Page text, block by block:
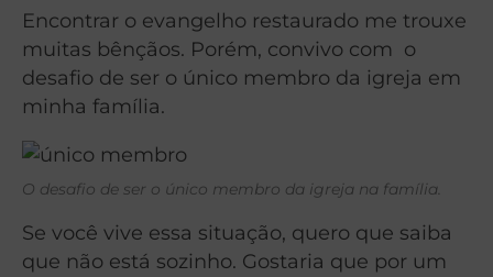
Encontrar o evangelho restaurado me trouxe
muitas bênçãos. Porém, convivo com o
desafio de ser o único membro da igreja em
minha família.
O desafio de ser o único membro da igreja na família.
Se você vive essa situação, quero que saiba
que não está sozinho. Gostaria que por um